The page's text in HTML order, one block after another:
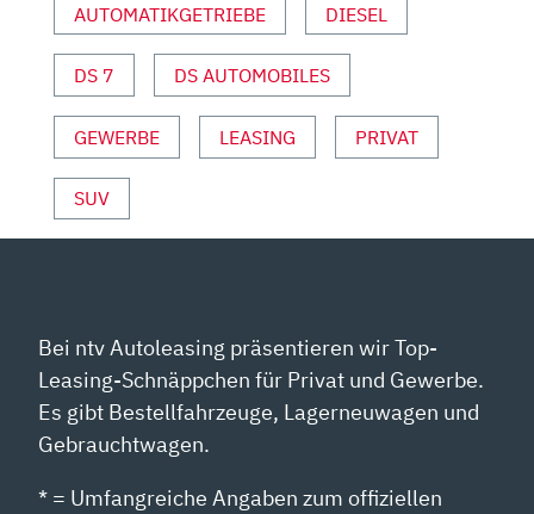
UTO M
OTOR U
ND S
ON Y
OUTUBE A
NZEIGEN
AUTOMATIKGETRIEBE DIESEL
DS 7 DS AUTOMOBILES
GEWERBE LEASING PRIVAT
SUV
Bei ntv Autoleasing präsentieren wir Top-
Leasing-Schnäppchen für Privat und Gewerbe.
Es gibt Bestellfahrzeuge, Lagerneuwagen und
Gebrauchtwagen.
* = Umfangreiche Angaben zum offiziellen